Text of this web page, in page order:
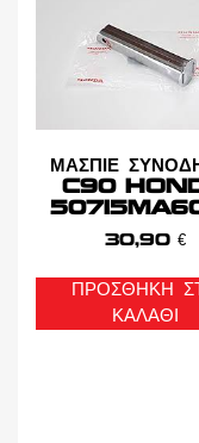
ΜΑΣΠΙΕ
C90
30,90 €
ΠΡΟΣΘΉΚΗ
ΚΑΛΆΘΙ